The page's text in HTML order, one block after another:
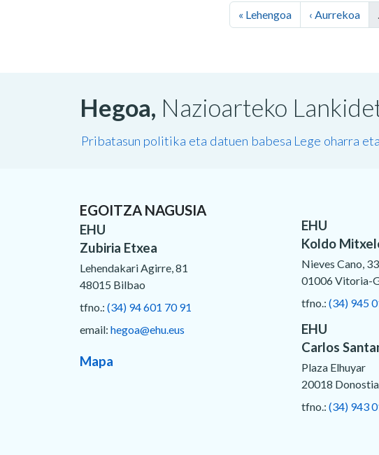
« Lehengoa ‹ Aurrekoa
Hegoa, Nazioarteko
Pribatasun politika eta datuen babesa Lege oharra
EGOITZA NAGUSIA
EHU
Zubiria Etxea
Lehendakari Agirre, 81
48015 Bilbao
tfno.: (34) 94 601 70 91
email: hegoa@ehu.eus
Mapa
EHU
Koldo
Nieves Cano, 33
01006 Vitoria-
tfno.: (34) 945
EHU
Carlos
Plaza Elhuyar
20018
tfno.: (34) 943